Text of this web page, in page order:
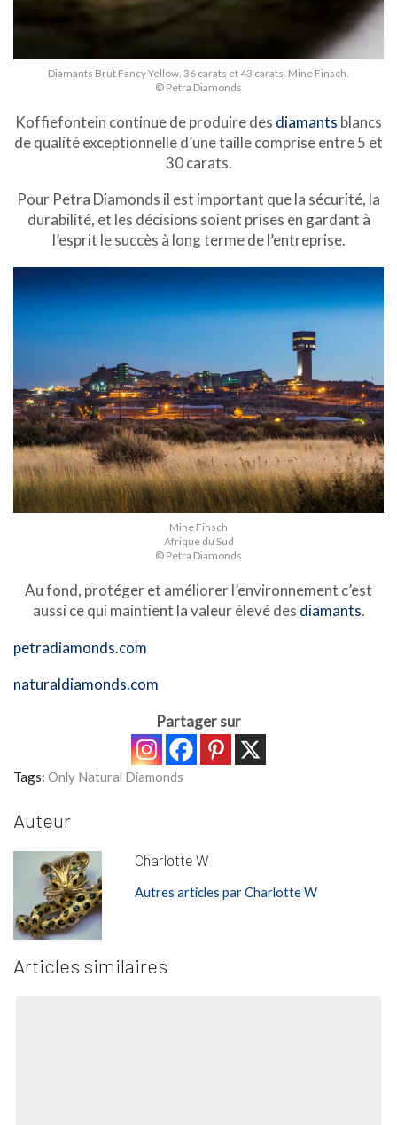
Diamants Brut Fancy Yellow. 36 carats et 43 carats. Mine Finsch.
© Petra Diamonds
Koffiefontein continue de produire des diamants blancs
de qualité exceptionnelle d’une taille comprise entre 5 et
30 carats.
Pour Petra Diamonds il est important que la sécurité, la
durabilité, et les décisions soient prises en gardant à
l’esprit le succès à long terme de l’entreprise.
Mine Finsch
Afrique du Sud
© Petra Diamonds
Au fond, protéger et améliorer l’environnement c’est
aussi ce qui maintient la valeur élevé des diamants.
petradiamonds.com
naturaldiamonds.com
Partager sur
Tags: Only Natural Diamonds
Auteur
Charlotte W
Autres articles par Charlotte W
Articles similaires